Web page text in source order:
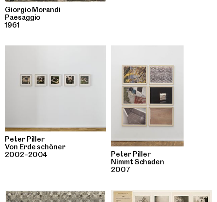
Giorgio Morandi
Paesaggio
1961
Peter Piller
Von Erde schöner
2002–2004
Peter Piller
Nimmt Schaden
2007